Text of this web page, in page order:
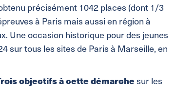
précisément 1042 places (dont 1/3
à Paris mais aussi en région à
Une occasion historique pour des jeunes
sur tous les sites de Paris à Marseille, en
objectifs à cette démarchesur les